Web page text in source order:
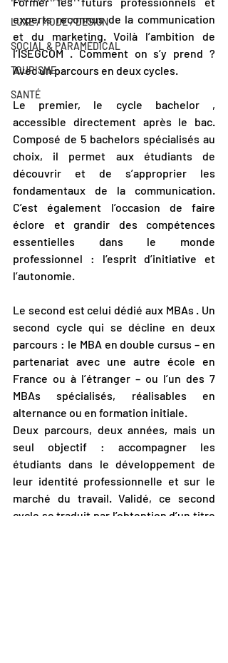
LUXE / MODE / DESIGN
SOCIAL & PARAMÉDICAL
TOURISME
SANTÉ
experts reconnus de la communication
et du marketing. Voilà l’ambition de
l’ISEGCOM . Comment on s’y prend ?
Avec un parcours en deux cycles.
Le premier, le cycle bachelor ,
accessible directement après le bac.
Composé de 5 bachelors spécialisés au
choix, il permet aux étudiants de
découvrir et de s’approprier les
fondamentaux de la communication.
C’est également l’occasion de faire
éclore et grandir des compétences
essentielles dans le monde
professionnel : l’esprit d’initiative et
l’autonomie.
Le second est celui dédié aux MBAs . Un
second cycle qui se décline en deux
parcours : le MBA en double cursus – en
partenariat avec une autre école en
France ou à l’étranger – ou l’un des 7
MBAs spécialisés, réalisables en
alternance ou en formation initiale.
Deux parcours, deux années, mais un
seul objectif : accompagner les
étudiants dans le développement de
leur identité professionnelle et sur le
marché du travail. Validé, ce second
cycle se traduit par l’obtention d’un titre